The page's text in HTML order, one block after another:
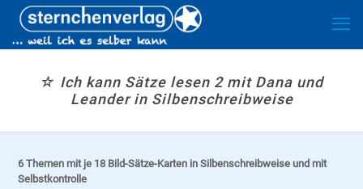
☆ Ich kann Sätze lesen 2 mit Dana und
Leander in Silbenschreibweise
6 Themen mit je 18 Bild-Sätze-Karten in Silbenschreibweise und mit
Selbstkontrolle